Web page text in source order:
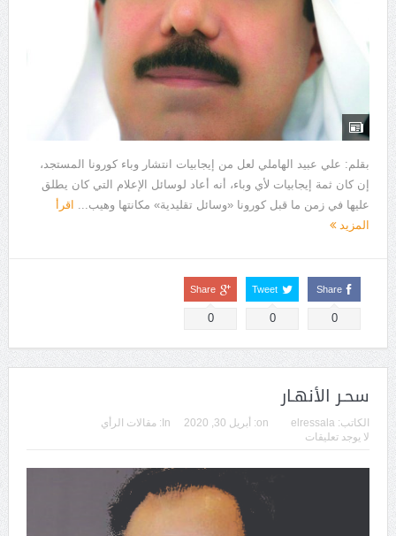
بقلم: علي عبيد الهاملي لعل من إيجابيات انتشار وباء كورونا المستجد،
إن كان ثمة إيجابيات لأي وباء، أنه أعاد لوسائل الإعلام التي كان يطلق
عليها في زمن ما قبل كورونا «وسائل تقليدية» مكانتها وهيب... اقرأ
المزيد
Share
0
Tweet
0
Share
0
سحـر الأنهـار
الكاتب: elressala
on: أبريل 30, 2020 In:
مقالات الرأي
لا يوجد تعليقات